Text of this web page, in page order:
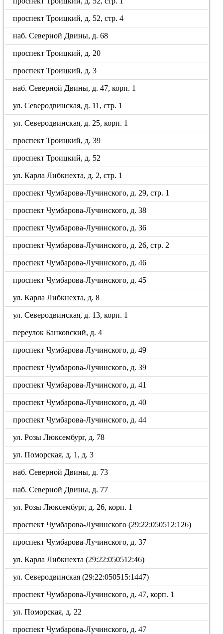
проспект Троицкий, д. 52, стр. 4
наб. Северной Двины, д. 68
проспект Троицкий, д. 20
проспект Троицкий, д. 3
наб. Северной Двины, д. 47, корп. 1
ул. Северодвинская, д. 11, стр. 1
ул. Северодвинская, д. 25, корп. 1
проспект Троицкий, д. 39
проспект Троицкий, д. 52
ул. Карла Либкнехта, д. 2, стр. 1
проспект Чумбарова-Лучинского, д. 29, стр. 1
проспект Чумбарова-Лучинского, д. 38
проспект Чумбарова-Лучинского, д. 36
проспект Чумбарова-Лучинского, д. 26, стр. 2
проспект Чумбарова-Лучинского, д. 46
проспект Чумбарова-Лучинского, д. 45
ул. Карла Либкнехта, д. 8
ул. Северодвинская, д. 13, корп. 1
переулок Банковский, д. 4
проспект Чумбарова-Лучинского, д. 49
проспект Чумбарова-Лучинского, д. 39
проспект Чумбарова-Лучинского, д. 41
проспект Чумбарова-Лучинского, д. 40
проспект Чумбарова-Лучинского, д. 44
ул. Розы Люксембург, д. 78
ул. Поморская, д. 1, д. 3
наб. Северной Двины, д. 73
наб. Северной Двины, д. 77
ул. Розы Люксембург, д. 26, корп. 1
проспект Чумбарова-Лучинского (29:22:050512:126)
проспект Чумбарова-Лучинского, д. 37
ул. Карла Либкнехта (29:22:050512:46)
ул. Северодвинская (29:22:050515:1447)
проспект Чумбарова-Лучинского, д. 47, корп. 1
ул. Поморская, д. 22
проспект Чумбарова-Лучинского, д. 47